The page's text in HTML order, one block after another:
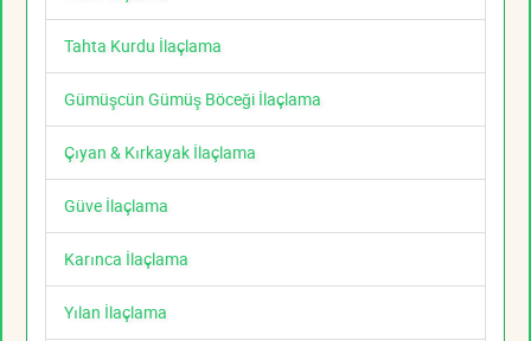
Tahta Kurdu İlaçlama
Gümüşcün Gümüş Böceği İlaçlama
Çıyan & Kırkayak İlaçlama
Güve İlaçlama
Karınca İlaçlama
Yılan İlaçlama